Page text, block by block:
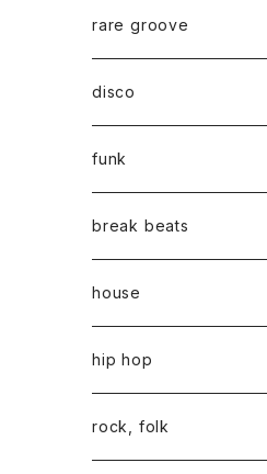
rare groove
disco
funk
break beats
house
hip hop
rock, folk